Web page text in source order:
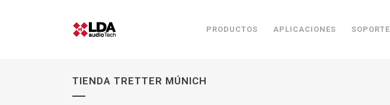
PRODUCTOS APLICACIONES SOPORTE
TIENDA TRETTER MÚNICH